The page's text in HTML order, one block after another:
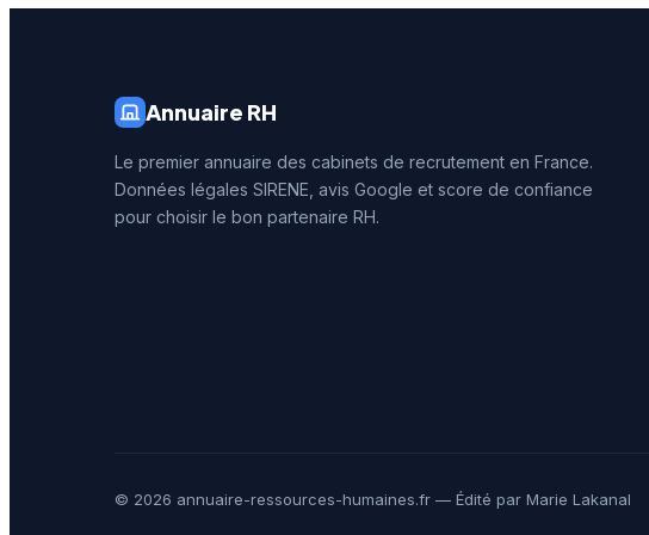
Annuaire RH
Le premier annuaire des cabinets de recrutement en France.
Données légales SIRENE, avis Google et score de confiance
pour choisir le bon partenaire RH.
© 2026 annuaire-ressources-humaines.fr — Édité par Marie Lakanal